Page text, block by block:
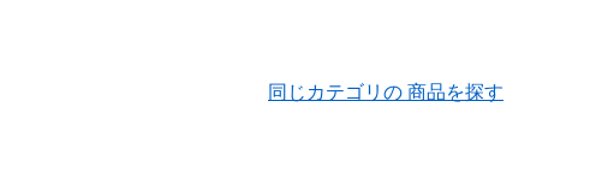
同じカテゴリの 商品を探す